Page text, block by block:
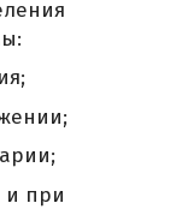
и при